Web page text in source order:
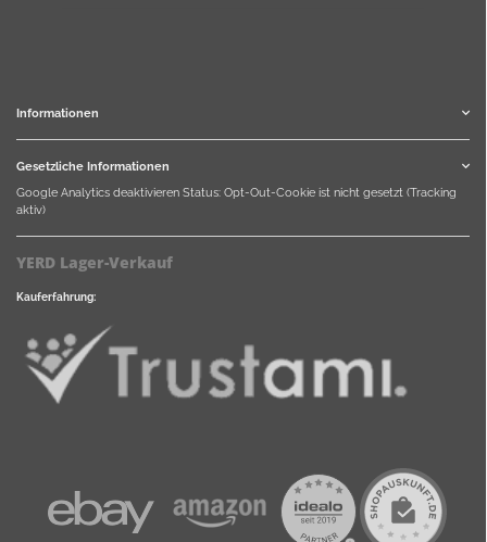
Informationen
Gesetzliche Informationen
Google Analytics deaktivieren Status: Opt-Out-Cookie ist nicht gesetzt (Tracking
aktiv)
YERD Lager-Verkauf
Kauferfahrung: